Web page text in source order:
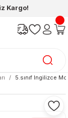
Kargo!
5.sınıf Ingilizce